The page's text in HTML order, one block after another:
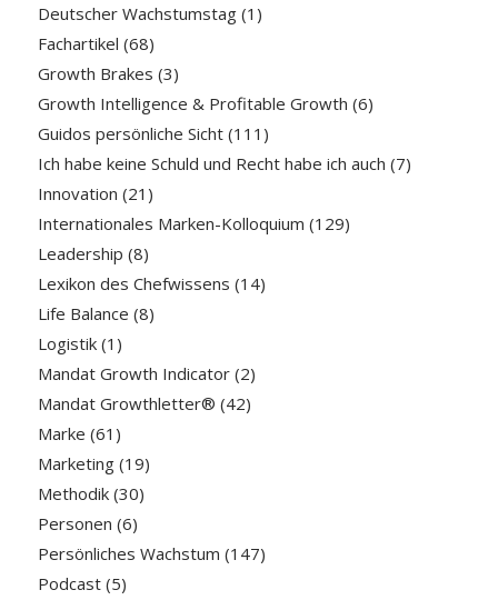
Deutscher Wachstumstag(1)
Fachartikel (68)
Growth Brakes (3)
Growth Intelligence & Profitable Growth (6)
Guidos persönliche Sicht(111)
Ich habe keine Schuld und Recht habe ich auch (7)
Innovation (21)
Internationales Marken-Kolloquium (129)
Leadership (8)
Lexikon des Chefwissens (14)
Life Balance (8)
Logistik(1)
Mandat Growth Indicator(2)
Mandat Growthletter® (42)
Marke (61)
Marketing(19)
Methodik(30)
Personen (6)
Persönliches Wachstum (147)
Podcast(5)